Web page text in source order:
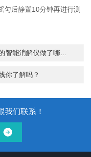
匀后静置10分钟再进行测
仪做了哪些性能改变？
你了解吗？
我们联系！